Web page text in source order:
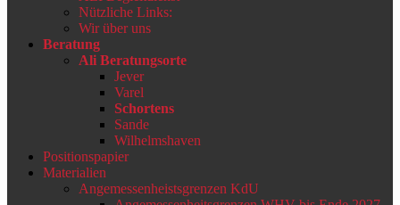
Nützliche Links:
Wir über uns
Beratung
Ali Beratungsorte
Jever
Varel
Schortens
Sande
Wilhelmshaven
Positionspapier
Materialien
Angemessenheistsgrenzen KdU